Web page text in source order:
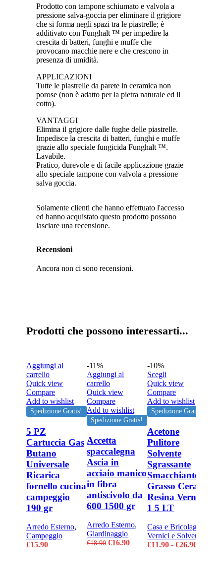
Prodotto con tampone schiumato e valvola a
pressione salva-goccia per eliminare il grigiore
che si forma negli spazi tra le piastrelle; è
additivato con Funghalt ™ per impedire la
crescita di batteri, funghi e muffe che
provocano macchie nere e che crescono in
presenza di umidità.
APPLICAZIONI
Tutte le piastrelle da parete in ceramica non
porose (non è adatto per la pietra naturale ed il
cotto).
VANTAGGI
Elimina il grigiore dalle fughe delle piastrelle.
Impedisce la crescita di batteri, funghi e muffe
grazie allo speciale fungicida Funghalt ™.
Lavabile.
Pratico, durevole e di facile applicazione grazie
allo speciale tampone con valvola a pressione
salva goccia.
Recensioni
Ancora non ci sono recensioni.
Solamente clienti che hanno effettuato l'accesso
ed hanno acquistato questo prodotto possono
lasciare una recensione.
Prodotti che possono interessarti...
Aggiungi al
carrello
Quick view
Compare
Add to wishlist
Spedizione Gratis!
5 PZ
Cartuccia Gas
Butano
Universale
Ricarica
fornello cucina
campeggio
190 gr
Arredo Esterno,
Campeggio
€15.90
-11%
Aggiungi al
carrello
Quick view
Compare
Add to wishlist
Spedizione Gratis!
Accetta
spaccalegna
Ascia in
acciaio manico
in fibra
antiscivolo da
600 1500 gr
Arredo Esterno,
Giardinaggio
€18.90 Il
€16.90Il
-10%
Scegli
prodotto
ha
più
varianti.
Le
possono
essere
scelte
nella
pagina
del
prodotto
Quick view
Compare
Add to wishlist
Spedizione Gratis!
Acetone
Pulitore
Solvente
Sgrassante
Smacchiante
Grasso Cera
Resina Vernice
1 5 LT
Casa e Bricolage
Vernici e Solventi
€11.90 - €26.90